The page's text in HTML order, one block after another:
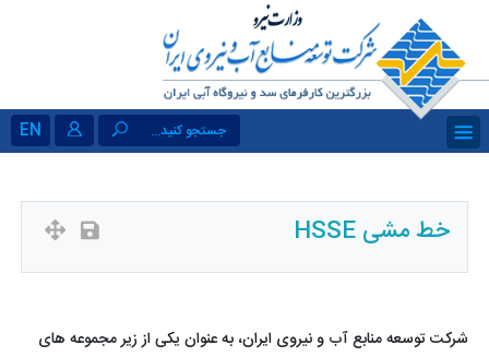
EN جستجو کنید...
خط مشی HSSE
شرکت توسعه منابع آب و نیروی ایران، به عنوان یکی از زیر مجموعه های